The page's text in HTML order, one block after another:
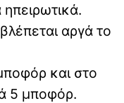
ηπειρωτικά.
αργά το
και στο
5 μποφόρ.